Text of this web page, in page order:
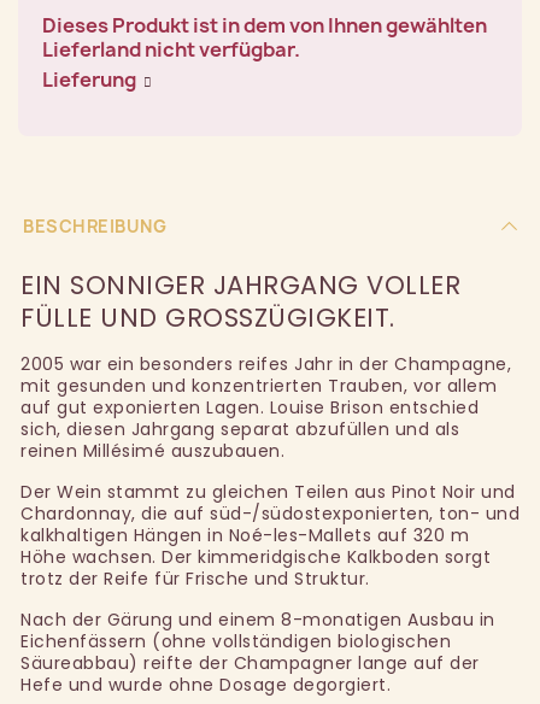
Dieses Produkt ist in dem von Ihnen gewählten
Lieferland nicht verfügbar.
Lieferung
BESCHREIBUNG
EIN SONNIGER JAHRGANG VOLLER
FÜLLE UND GROSSZÜGIGKEIT.
2005 war ein besonders reifes Jahr in der Champagne,
mit gesunden und konzentrierten Trauben, vor allem
auf gut exponierten Lagen. Louise Brison entschied
sich, diesen Jahrgang separat abzufüllen und als
reinen Millésimé auszubauen.
Der Wein stammt zu gleichen Teilen aus Pinot Noir und
Chardonnay, die auf süd-/südostexponierten, ton- und
kalkhaltigen Hängen in Noé-les-Mallets auf 320 m
Höhe wachsen. Der kimmeridgische Kalkboden sorgt
trotz der Reife für Frische und Struktur.
Nach der Gärung und einem 8-monatigen Ausbau in
Eichenfässern (ohne vollständigen biologischen
Säureabbau) reifte der Champagner lange auf der
Hefe und wurde ohne Dosage degorgiert.